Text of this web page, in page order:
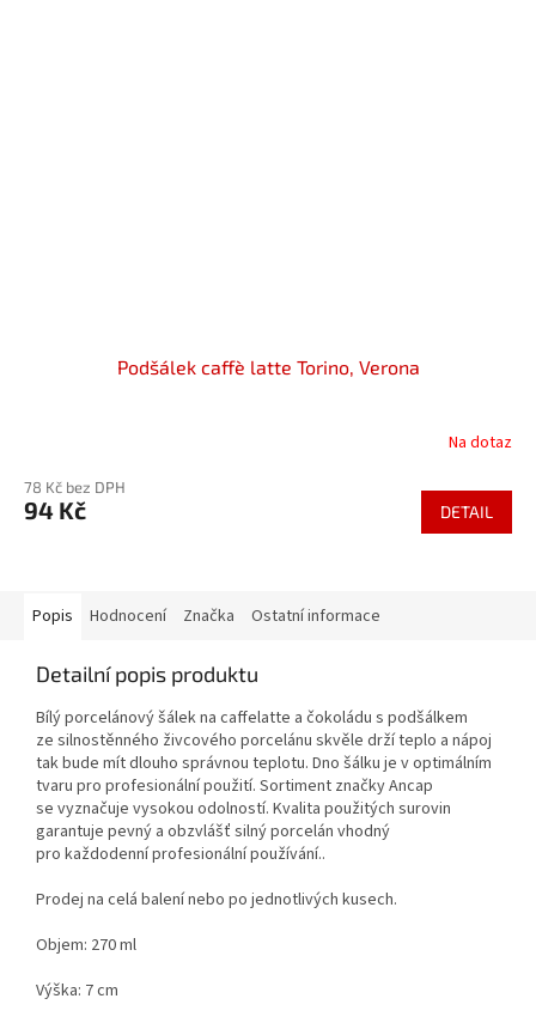
Podšálek caffè latte Torino, Verona
Na dotaz
78 Kč bez DPH
94 Kč DETAIL
Popis Hodnocení Značka Ostatní informace
Detailní popis produktu
Bílý porcelánový šálek na caffelatte a čokoládu s podšálkem
ze silnostěnného živcového porcelánu skvěle drží teplo a nápoj
tak bude mít dlouho správnou teplotu. Dno šálku je v optimálním
tvaru pro profesionální použití. Sortiment značky Ancap
se vyznačuje vysokou odolností. Kvalita použitých surovin
garantuje pevný a obzvlášť silný porcelán vhodný
pro každodenní profesionální používání..
Prodej na celá balení nebo po jednotlivých kusech.
Objem: 270 ml
Výška: 7 cm